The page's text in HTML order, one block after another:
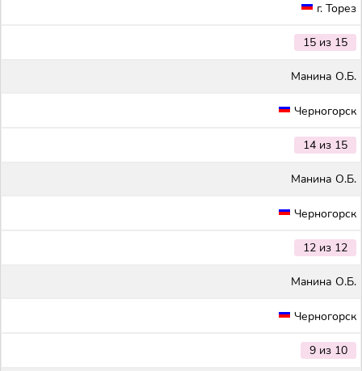
г. Торез
15 из 15
Maнина О.Б.
Черногорск
14 из 15
Maнина О.Б.
Черногорск
12 из 12
Maнина О.Б.
Черногорск
9 из 10